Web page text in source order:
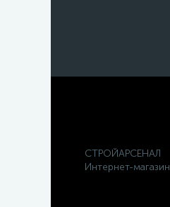
СТРОЙАРСЕНАЛ
Интернет-магазин